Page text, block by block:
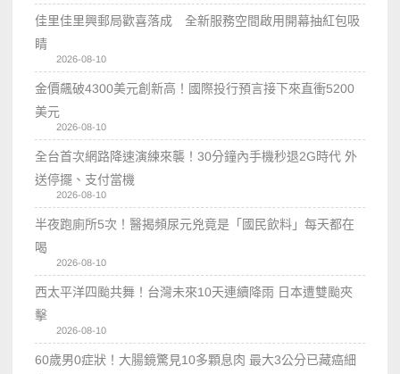
佳里佳里興郵局歡喜落成 全新服務空間啟用開幕抽紅包吸
睛
2026-08-10
金價飆破4300美元創新高！國際投行預言接下來直衝5200
美元
2026-08-10
全台首次網路降速演練來襲！30分鐘內手機秒退2G時代 外
送停擺、支付當機
2026-08-10
半夜跑廁所5次！醫揭頻尿元兇竟是「國民飲料」每天都在
喝
2026-08-10
西太平洋四颱共舞！台灣未來10天連續降雨 日本遭雙颱夾
擊
2026-08-10
60歲男0症狀！大腸鏡驚見10多顆息肉 最大3公分已藏癌細